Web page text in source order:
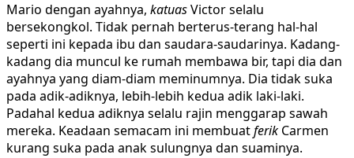
Mario dengan ayahnya, katuasVictor selalu
bersekongkol. Tidak pernah berterus-terang hal-hal
seperti ini kepada ibu dan saudara-saudarinya. Kadang-
kadang dia muncul ke rumah membawa bir, tapi dia dan
ayahnya yang diam-diam meminumnya. Dia tidak suka
pada adik-adiknya, lebih-lebih kedua adik laki-laki.
Padahal kedua adiknya selalu rajin menggarap sawah
mereka. Keadaan semacam ini membuatferik Carmen
kurang suka pada anak sulungnya dan suaminya.